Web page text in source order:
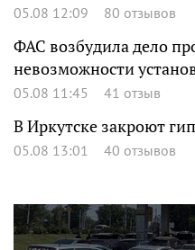
05.08 12:09 80 отзывов
ФАС возбудила дело
невозможности
05.08 11:45 41 отзыв
В Иркутске закроют
05.08 13:01 40 отзывов